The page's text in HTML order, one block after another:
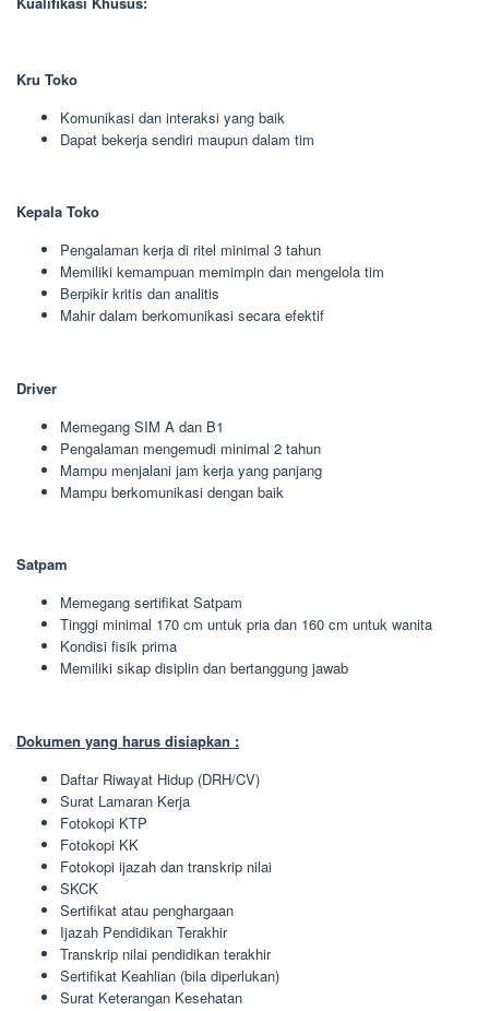
Kru Toko
Komunikasi dan interaksi yang baik
Dapat bekerja sendiri maupun dalam tim
Kepala Toko
Pengalaman kerja di ritel minimal 3 tahun
Memiliki kemampuan memimpin dan mengelola tim
Berpikir kritis dan analitis
Mahir dalam berkomunikasi secara efektif
Driver
Memegang SIM A dan B1
Pengalaman mengemudi minimal 2 tahun
Mampu menjalani jam kerja yang panjang
Mampu berkomunikasi dengan baik
Satpam
Memegang sertifikat Satpam
Tinggi minimal 170 cm untuk pria dan 160 cm untuk wanita
Kondisi fisik prima
Memiliki sikap disiplin dan bertanggung jawab
Dokumen yang harus disiapkan :
Daftar Riwayat Hidup (DRH/CV)
Surat Lamaran Kerja
Fotokopi KTP
Fotokopi KK
Fotokopi ijazah dan transkrip nilai
SKCK
Sertifikat atau penghargaan
Ijazah Pendidikan Terakhir
Transkrip nilai pendidikan terakhir
Sertifikat Keahlian (bila diperlukan)
Surat Keterangan Kesehatan